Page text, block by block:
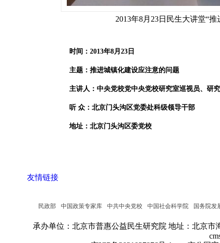
2013年8月23日民生大讲堂“
时间：2013年8月23日
主题：推进城镇化建设应注意的问题
主讲人：中央党校党中央党校研究室巡视员、研
听 众：北京门头沟区党委处科级领导干部
地址：北京门头沟区委党校
友情链接
民政部 中国政策专家库 中共中央党校 中国社会科学院 国务院发
承办单位：北京市普惠公益民生研究院 地址：北京市